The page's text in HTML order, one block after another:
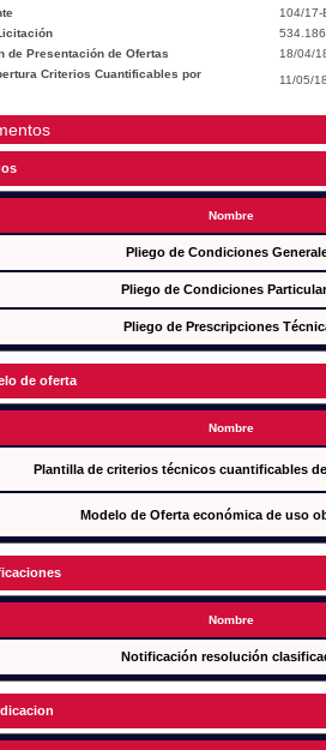
104/17-
de Presentación de Ofertas
18/04/
Criterios Cuantificables por
11/05/
Nombre
Pliego de Condiciones
Pliego de Condiciones
Pliego de Prescripciones
de oferta
Nombre
Plantilla de criterios técnicos cuantificables
Modelo de Oferta económica de uso
Nombre
Notificación resolución